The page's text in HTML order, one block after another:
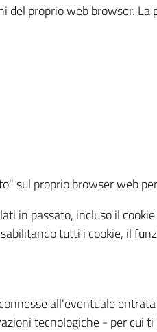
proprio web browser.
sul proprio browser web
in passato, incluso il
tutti i cookie, il
all'eventuale
tecnologiche - per cui